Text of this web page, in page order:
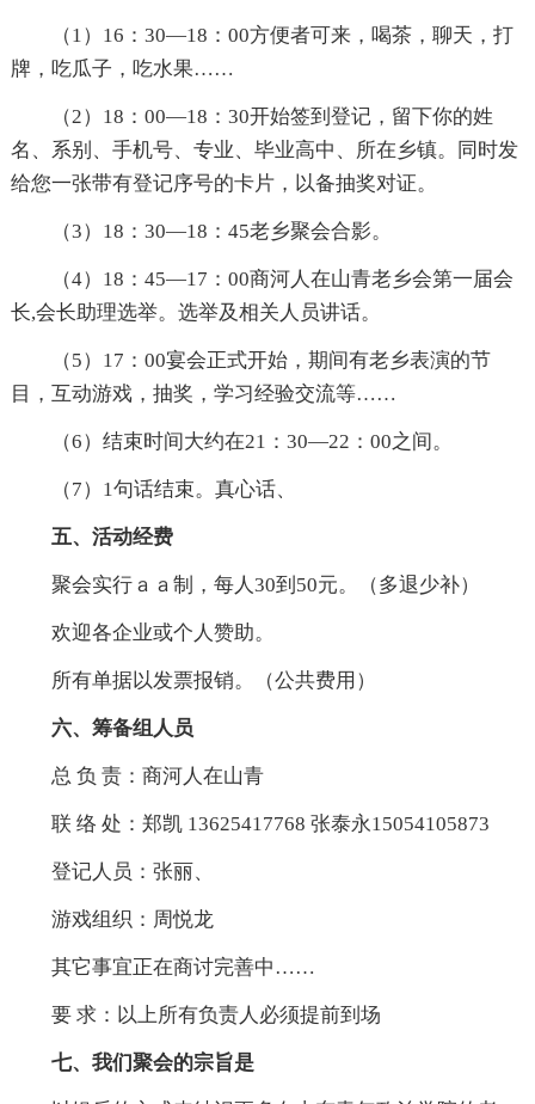
（1）16：30—18：00方便者可来，喝茶，聊天，打
牌，吃瓜子，吃水果……
（2）18：00—18：30开始签到登记，留下你的姓
名、系别、手机号、专业、毕业高中、所在乡镇。同时发
给您一张带有登记序号的卡片，以备抽奖对证。
（3）18：30—18：45老乡聚会合影。
（4）18：45—17：00商河人在山青老乡会第一届会
长,会长助理选举。选举及相关人员讲话。
（5）17：00宴会正式开始，期间有老乡表演的节
目，互动游戏，抽奖，学习经验交流等……
（6）结束时间大约在21：30—22：00之间。
（7）1句话结束。真心话、
五、活动经费
聚会实行ａａ制，每人30到50元。（多退少补）
欢迎各企业或个人赞助。
所有单据以发票报销。（公共费用）
六、筹备组人员
总 负 责：商河人在山青
联 络 处：郑凯 13625417768 张泰永15054105873
登记人员：张丽、
游戏组织：周悦龙
其它事宜正在商讨完善中……
要 求：以上所有负责人必须提前到场
七、我们聚会的宗旨是